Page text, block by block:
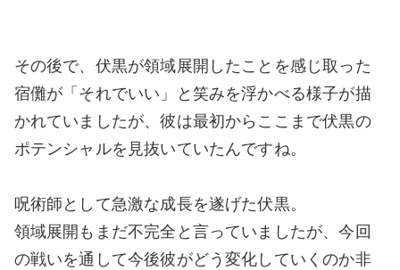
その後で、伏黒が領域展開したことを感じ取った
宿儺が「それでいい」と笑みを浮かべる様子が描
かれていましたが、彼は最初からここまで伏黒の
ポテンシャルを見抜いていたんですね。
呪術師として急激な成長を遂げた伏黒。
領域展開もまだ不完全と言っていましたが、今回
の戦いを通して今後彼がどう変化していくのか非